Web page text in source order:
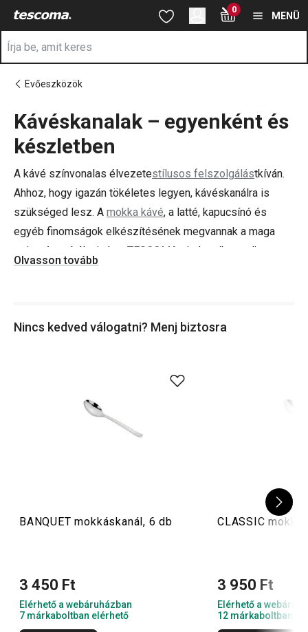
Ugrás a fő tartalomhoz
Ugrás a kereséshez
Ugrás a navigációhoz 0
MENÜ
Evőeszközök
Kávéskanalak – egyenként és
készletben
A kávé színvonalas élvezetestílusos felszolgálástkíván.
Ahhoz, hogy igazán tökéletes legyen, kávéskanálra is
szükséged lesz. A mokka kávé, a latté, kapucsínó és
egyéb finomságok elkészítésének megvannak a maga
szigorú szabályai, de a TESCOMA
mindegyikre tudja a
választ – meríts ihletet te is!
Olvasson tovább
Nincs kedved válogatni? Menj biztosra
BANQUET mokkáskanál, 6 db
3 450 Ft
Elérhető a webáruházban
7 márkaboltban elérhető
CLASSIC
3 950 Ft
Elérhető a
12 márkaboltban